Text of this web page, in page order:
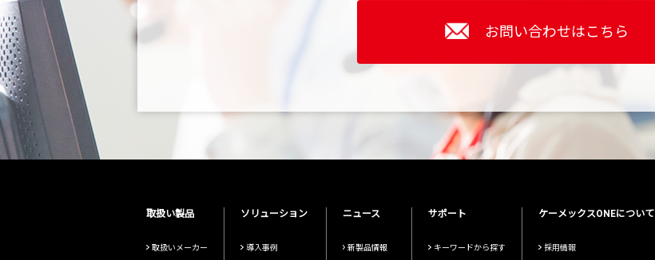
お問い合わせはこちら
取扱い製品
取扱いメーカー
ソリューション
導入事例
ニュース
新製品情報
サポート
キーワードから探す
ケーメックスONEについて
採用情報